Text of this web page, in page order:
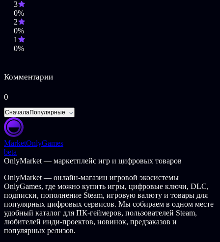
Информация о том, каким сайтам можно
доверять. Благодаря совместной работе с Web of Trust,
пользователь всегда будет в курсе репутации сайтов,
которые посещает, что позволит оградить себя от
сомнительных сайтов и онлайн-мошенников. Оценки
сайтов в WOT формируются из мнений сообщества, в
3
0%
2
0%
1
0%
Комментарии
0
СначалаПопулярные
MarketOnlyGames
beta
OnlyMarket — маркетплейс игр и цифровых товаров
OnlyMarket — онлайн-магазин игровой экосистемы
OnlyGames, где можно купить игры, цифровые ключи, DLC,
подписки, пополнение Steam, игровую валюту и товары для
популярных цифровых сервисов. Мы собираем в одном месте
удобный каталог для ПК-геймеров, пользователей Steam,
любителей инди-проектов, новинок, предзаказов и
популярных релизов.